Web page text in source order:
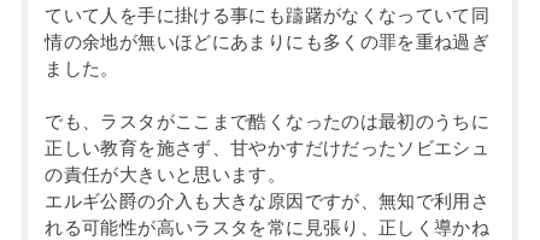
ていて人を手に掛ける事にも躊躇がなくなっていて同
情の余地が無いほどにあまりにも多くの罪を重ね過ぎ
ました。
でも、ラスタがここまで酷くなったのは最初のうちに
正しい教育を施さず、甘やかすだけだったソビエシュ
の責任が大きいと思います。
エルギ公爵の介入も大きな原因ですが、無知で利用さ
れる可能性が高いラスタを常に見張り、正しく導かね